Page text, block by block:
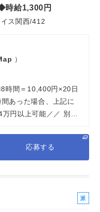
給1,300円
ス関西/412
）
時間＝10,400円×20日
あった場合、上記に
円以上可能／／ 別…
応募する
派